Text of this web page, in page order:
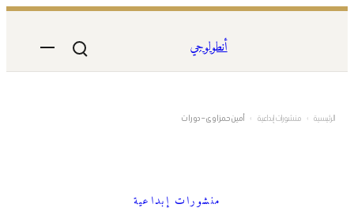
المحتوى
أنطولوجي
الرئيسية › منشورات إبداعية › أمين حمزاوى – دورات
منشورات إبداعية